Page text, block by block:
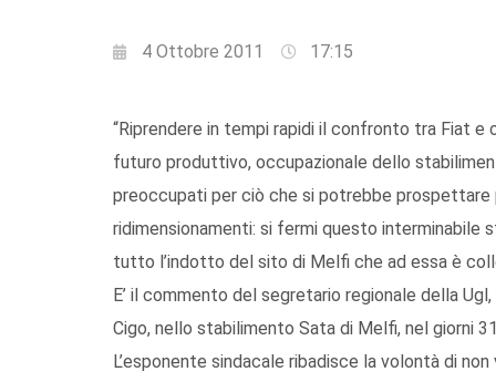
4 Ottobre 2011 17:15
“Riprendere in tempi rapidi il confronto tra Fiat e
futuro produttivo, occupazionale dello
preoccupati per ciò che si potrebbe
ridimensionamenti: si fermi questo
tutto l’indotto del sito di Melfi che ad essa è
E’ il commento del segretario regionale della
Cigo, nello stabilimento Sata di Melfi, nel giorni
L’esponente sindacale ribadisce la volontà di